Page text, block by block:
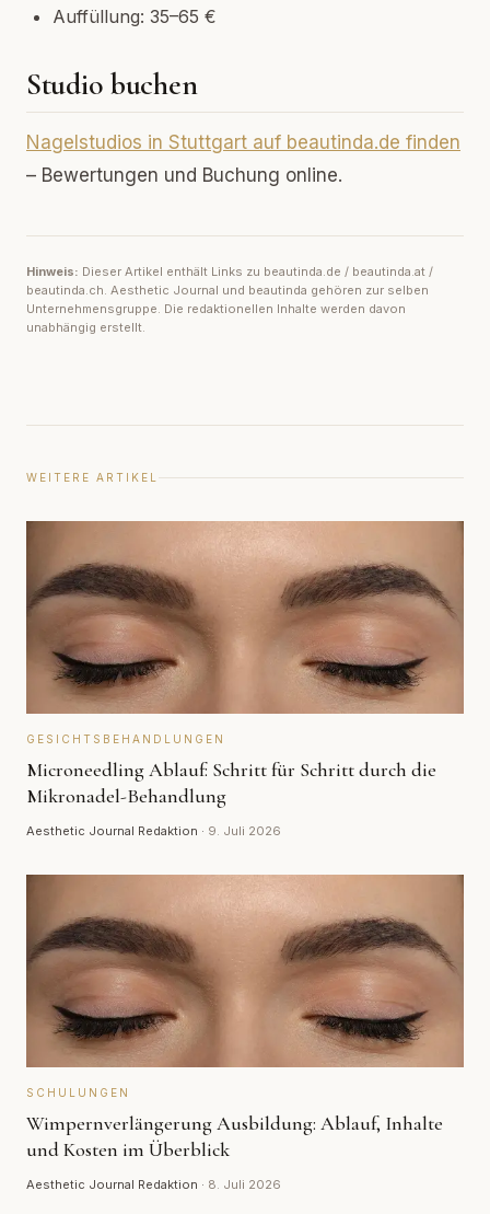
Auffüllung: 35–65 €
Studio buchen
Nagelstudios in Stuttgart auf beautinda.de finden
– Bewertungen und Buchung online.
Hinweis: Dieser Artikel enthält Links zu beautinda.de / beautinda.at /
beautinda.ch. Aesthetic Journal und beautinda gehören zur selben
Unternehmensgruppe. Die redaktionellen Inhalte werden davon
unabhängig erstellt.
WEITERE ARTIKEL
GESICHTSBEHANDLUNGEN
Microneedling Ablauf: Schritt für Schritt durch die
Mikronadel-Behandlung
Aesthetic Journal Redaktion · 9. Juli 2026
SCHULUNGEN
Wimpernverlängerung Ausbildung: Ablauf, Inhalte
und Kosten im Überblick
Aesthetic Journal Redaktion · 8. Juli 2026